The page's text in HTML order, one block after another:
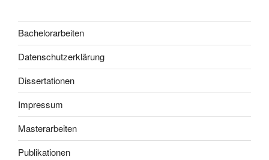
Bachelorarbeiten
Datenschutzerklärung
Dissertationen
Impressum
Masterarbeiten
Publikationen